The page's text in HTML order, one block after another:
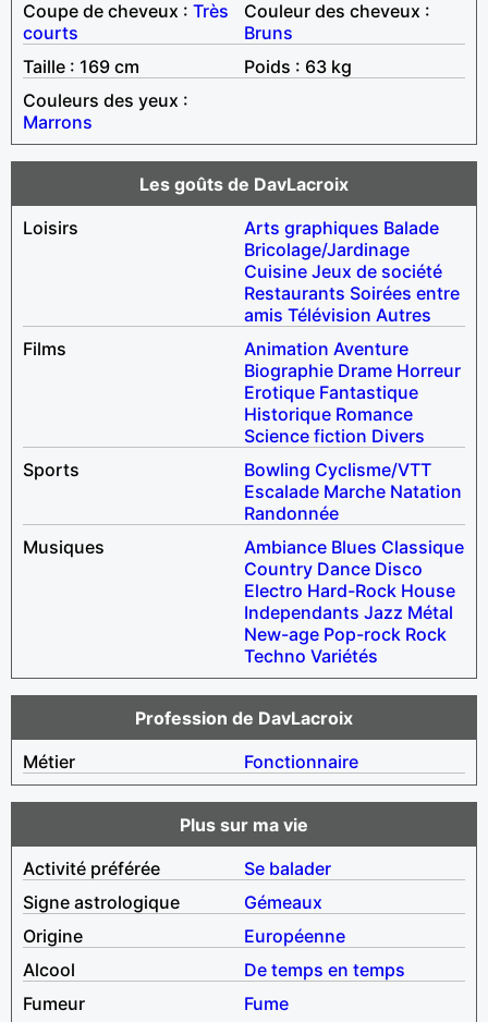
Coupe de cheveux : Très
courts
Couleur des cheveux :
Bruns
Taille : 169 cm
Poids : 63 kg
Couleurs des yeux :
Marrons
Les goûts de DavLacroix
Loisirs
Arts graphiques Balade
Bricolage/Jardinage
Cuisine Jeux de société
Restaurants Soirées entre
amis Télévision Autres
Films
Animation Aventure
Biographie Drame Horreur
Erotique Fantastique
Historique Romance
Science fiction Divers
Sports
Bowling Cyclisme/VTT
Escalade Marche Natation
Randonnée
Musiques
Ambiance Blues Classique
Country Dance Disco
Electro Hard-Rock House
Independants Jazz Métal
New-age Pop-rock Rock
Techno Variétés
Profession de DavLacroix
Métier
Fonctionnaire
Plus sur ma vie
Activité préférée
Se balader
Signe astrologique
Gémeaux
Origine
Européenne
Alcool
De temps en temps
Fumeur
Fume